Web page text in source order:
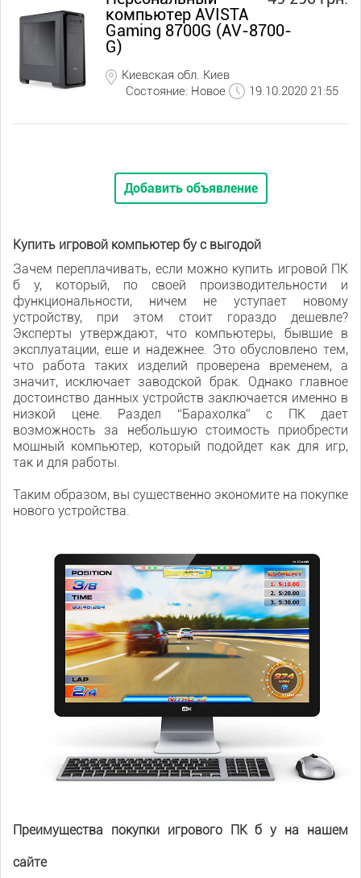
компьютер AVISTA
Gaming 8700G (AV-8700-
G)
Киевская обл. Киев
Состояние: Новое
19.10.2020 21:55
Добавить объявление
Купить игровой компьютер бу с выгодой
Зачем переплачивать, если можно купить игровой ПК
б у, который, по своей производительности и
функциональности, ничем не уступает новому
устройству, при этом стоит гораздо дешевле?
Эксперты утверждают, что компьютеры, бывшие в
эксплуатации, еще и надежнее. Это обусловлено тем,
что работа таких изделий проверена временем, а
значит, исключает заводской брак. Однако главное
достоинство данных устройств заключается именно в
низкой цене. Раздел “Барахолка” с ПК дает
возможность за небольшую стоимость приобрести
мощный компьютер, который подойдет как для игр,
так и для работы.
Таким образом, вы существенно экономите на покупке
нового устройства.
Преимущества покупки игрового ПК б у на нашем
сайте